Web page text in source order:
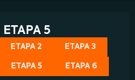
ETAPA 5
ETAPA 2 ETAPA 3
ETAPA 5 ETAPA 6